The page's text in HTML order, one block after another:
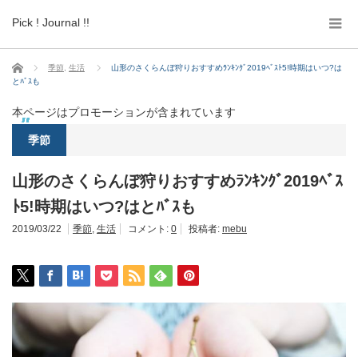
Pick ! Journal !!
ホーム 季節 生活
山形のさくらんぼ狩りおすすめﾗﾝｷﾝｸﾞ2019ﾍﾞｽﾄ5!時期はいつ?は
とﾊﾞｽも
本ページはプロモーションが含まれています
季節
山形のさくらんぼ狩りおすすめﾗﾝｷﾝｸﾞ2019ﾍﾞｽ
ﾄ5!時期はいつ?はとﾊﾞｽも
2019/03/22 季節, 生活 コメント: 0 投稿者: mebu